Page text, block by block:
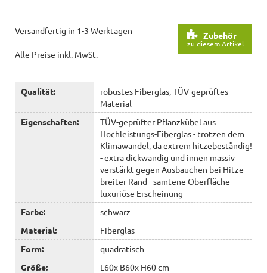
Zubehör
zu diesem Artikel
Versandfertig in 1-3 Werktagen
Alle Preise inkl. MwSt.
Qualität:
robustes Fiberglas, TÜV-geprüftes
Material
Eigenschaften:
TÜV-geprüfter Pflanzkübel aus
Hochleistungs-Fiberglas - trotzen dem
Klimawandel, da extrem hitzebeständig!
- extra dickwandig und innen massiv
verstärkt gegen Ausbauchen bei Hitze -
breiter Rand - samtene Oberfläche -
luxuriöse Erscheinung
Farbe:
schwarz
Material:
Fiberglas
Form:
quadratisch
Größe:
L60x B60x H60 cm